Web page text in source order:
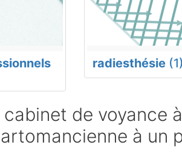
radiesthésie (1)
de voyance
à un